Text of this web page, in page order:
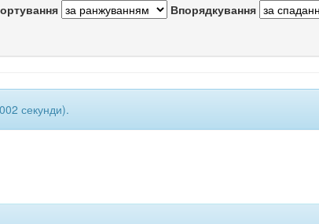
Впорядкування
секунди).